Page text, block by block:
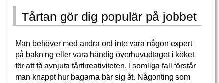
Tårtan gör dig populär på jobbet
Man behöver med andra ord inte vara någon expert
på bakning eller vara händig överhuvudtaget i köket
för att få avnjuta tårtkreativiteten. I somliga fall förstår
man knappt hur bagarna bär sig åt. Någonting som